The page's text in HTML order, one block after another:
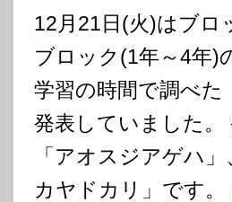
12月21日(火)はブロ
ブロック(1年～4年)
学習の時間で調べた
発表していました。
「アオスジアゲハ
カヤドカリ」です